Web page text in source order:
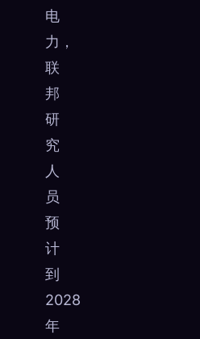
电
力，
联
邦
研
究
人
员
预
计
到
2028
年
已发现
0